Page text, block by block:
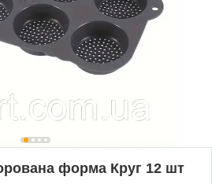
форма Круг 12 шт